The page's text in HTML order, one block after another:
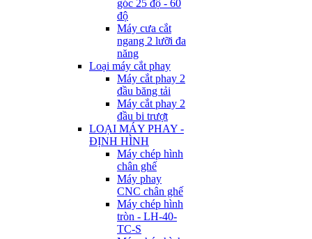
góc 25 độ - 60
độ
Máy cưa cắt
ngang 2 lưỡi đa
năng
Loại máy cắt phay
Máy cắt phay 2
đầu băng tải
Máy cắt phay 2
đầu bi trượt
LOẠI MÁY PHAY -
ĐỊNH HÌNH
Máy chép hình
chân ghế
Máy phay
CNC chân ghế
Máy chép hình
tròn - LH-40-
TC-S